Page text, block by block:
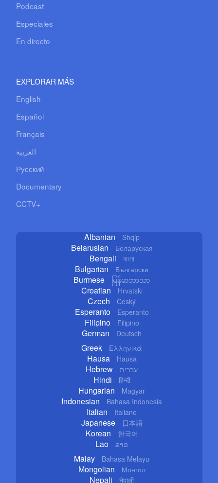
Podcast
Especiales
En directo
EXPLORAR MÁS
English
Español
Français
العربية
Русский
Documentary
CCTV+
Albanian Shqip
Belarusian Беларуская
Bengali বাংলা
Bulgarian Български
Burmese မြန်မာဘာသာ
Croatian Hrvatski
Czech Český
Esperanto Esperanto
Filipino Filipino
German Deutsch
Greek Ελληνικά
Hausa Hausa
Hebrew עברית
Hindi हिन्दी
Hungarian Magyar
Indonesian Bahasa Indonesia
Italian Italiano
Japanese 日本語
Korean 한국어
Lao ລາວ
Malay Bahasa Melayu
Mongolian Монгол
Nepali नेपाली